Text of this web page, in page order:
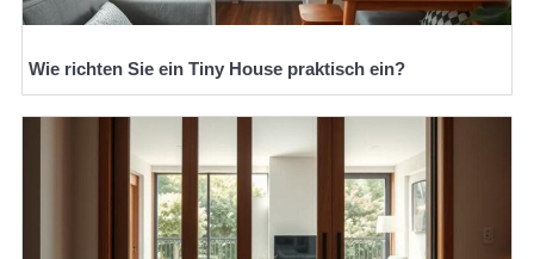
Wie richten Sie ein Tiny House praktisch ein?